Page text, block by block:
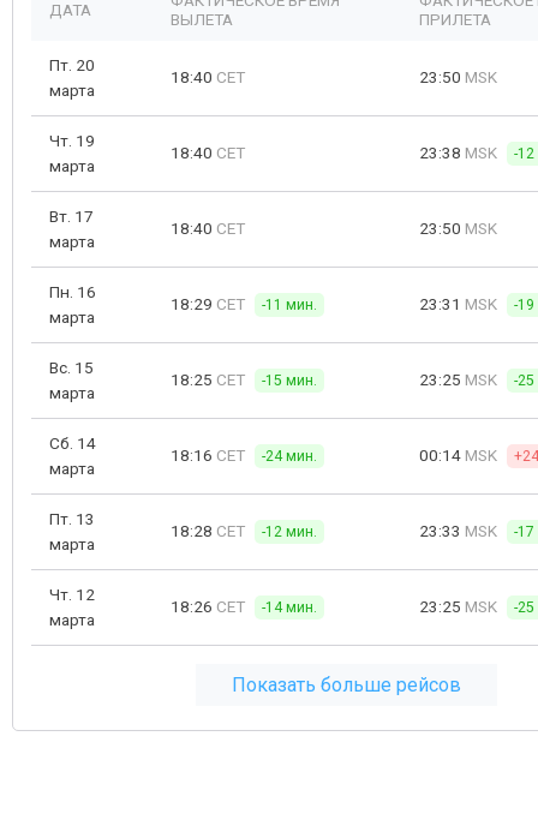
ДАТА
ВЫЛЕТА
ПРИЛЕТА
Пт. 20
марта
18:40 CET 23:50 MSK
Чт. 19
марта
18:40 CET 23:38 MSK -
Вт. 17
марта
18:40 CET 23:50 MSK
Пн. 16
марта
18:29 CET -11 мин. 23:31 MSK -
Вс. 15
марта
18:25 CET -15 мин. 23:25 MSK -
Сб. 14
марта
18:16 CET -24 мин. 00:14 MSK
Пт. 13
марта
18:28 CET -12 мин. 23:33 MSK -
Чт. 12
марта
18:26 CET -14 мин. 23:25 MSK -
Показать больше рейсов